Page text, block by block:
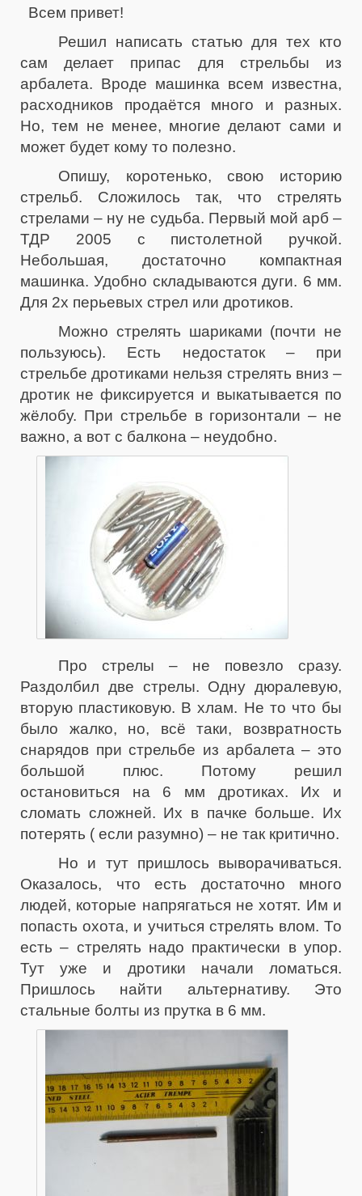
Всем привет!
Решил написать статью для тех кто
сам делает припас для стрельбы из
арбалета. Вроде машинка всем известна,
расходников продаётся много и разных.
Но, тем не менее, многие делают сами и
может будет кому то полезно.
Опишу, коротенько, свою историю
стрельб. Сложилось так, что стрелять
стрелами – ну не судьба. Первый мой арб –
ТДР 2005 с пистолетной ручкой.
Небольшая, достаточно компактная
машинка. Удобно складываются дуги. 6 мм.
Для 2х перьевых стрел или дротиков.
Можно стрелять шариками (почти не
пользуюсь). Есть недостаток – при
стрельбе дротиками нельзя стрелять вниз –
дротик не фиксируется и выкатывается по
жёлобу. При стрельбе в горизонтали – не
важно, а вот с балкона – неудобно.
Про стрелы – не повезло сразу.
Раздолбил две стрелы. Одну дюралевую,
вторую пластиковую. В хлам. Не то что бы
было жалко, но, всё таки, возвратность
снарядов при стрельбе из арбалета – это
большой плюс. Потому решил
остановиться на 6 мм дротиках. Их и
сломать сложней. Их в пачке больше. Их
потерять ( если разумно) – не так критично.
Но и тут пришлось выворачиваться.
Оказалось, что есть достаточно много
людей, которые напрягаться не хотят. Им и
попасть охота, и учиться стрелять влом. То
есть – стрелять надо практически в упор.
Тут уже и дротики начали ломаться.
Пришлось найти альтернативу. Это
стальные болты из прутка в 6 мм.